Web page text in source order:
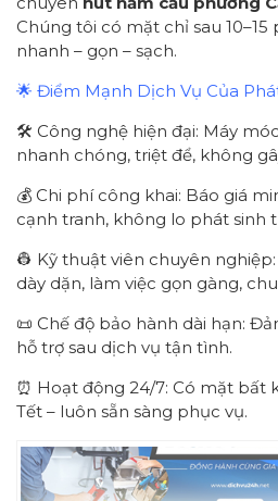
Chúng tôi có mặt chỉ sau
nhanh – gọn – sạch.
🌟 Điểm Mạnh Dịch Vụ Của
🛠 Công nghệ hiện đại: Máy
nhanh chóng, triệt để, không
💰 Chi phí công khai: Báo giá
cạnh tranh, không lo phát sinh
👷 Kỹ thuật viên chuyên
dày dặn, làm việc gọn gàng,
📜 Chế độ bảo hành dài hạn:
hỗ trợ sau dịch vụ tận tình.
⏰ Hoạt động 24/7: Có mặt bất
Tết – luôn sẵn sàng phục vụ.